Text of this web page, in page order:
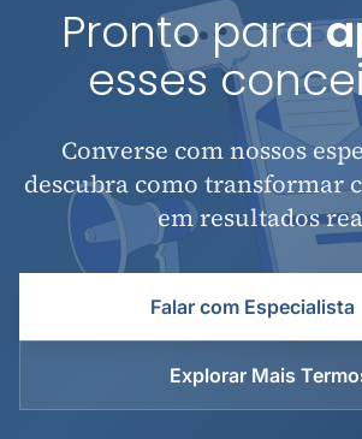
Pronto para
esses
Converse com nossos
descubra como transformar
em resultados
Falar com Especialista
Explorar Mais